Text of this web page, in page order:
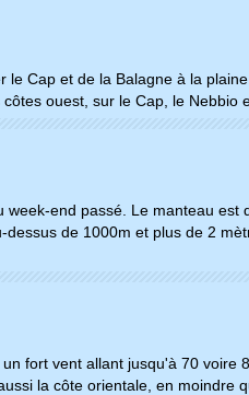
Cap et de la Balagne à la
ouest, sur le Cap, le Nebbio
end passé. Le manteau est
de 1000m et plus de 2
fort vent allant jusqu'à 70 voire
la côte orientale, en moindre